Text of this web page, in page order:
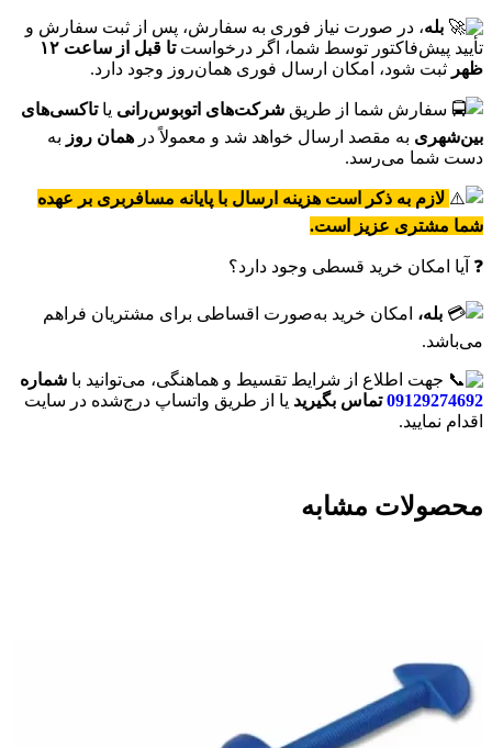
بله، در صورت نیاز فوری به سفارش، پس از ثبت سفارش و
تأیید پیش‌فاکتور توسط شما، اگر درخواست
تا قبل از ساعت ۱۲
ظهر ثبت شود، امکان ارسال فوری همان‌روز وجود دارد.
سفارش شما از طریق شرکت‌های اتوبوس‌رانی یا تاکسی‌های
بین‌شهری به مقصد ارسال خواهد شد و معمولاً در همان روز به
دست شما می‌رسد.
لازم به ذکر است هزینه ارسال با پایانه مسافربری بر عهده
شما مشتری عزیز است.
❓ آیا امکان خرید قسطی وجود دارد؟
بله، امکان خرید به‌صورت اقساطی برای مشتریان فراهم
می‌باشد.
جهت اطلاع از شرایط تقسیط و هماهنگی، می‌توانید با شماره
09129274692تماس بگیرید یا از طریق واتساپ درج‌شده در سایت
اقدام نمایید.
محصولات مشابه